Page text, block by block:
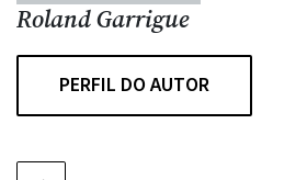
Roland Garrigue
PERFIL DO AUTOR